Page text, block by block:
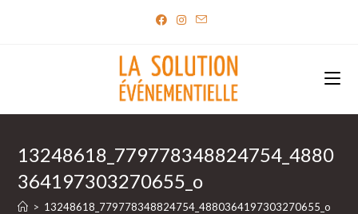
13248618_779778348824754_4880
364197303270655_o
> 13248618_779778348824754_4880364197303270655_o